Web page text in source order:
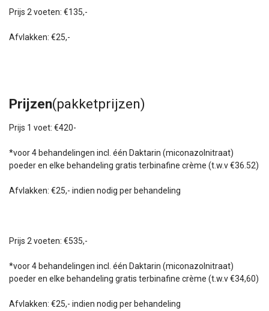
Prijs 2 voeten: €135,-
Afvlakken: €25,-
Prijzen(pakketprijzen)
Prijs 1 voet: €420-
*voor 4 behandelingen incl. één Daktarin (miconazolnitraat)
poeder en elke behandeling gratis terbinafine crème (t.w.v €36.52)
Afvlakken: €25,- indien nodig per behandeling
Prijs 2 voeten: €535,-
*voor 4 behandelingen incl. één Daktarin (miconazolnitraat)
poeder en elke behandeling gratis terbinafine crème (t.w.v €34,60)
Afvlakken: €25,- indien nodig per behandeling